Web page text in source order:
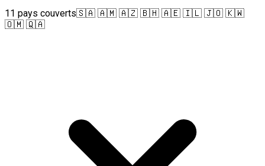
11 pays couverts🇸🇦 🇦🇲 🇦🇿 🇧🇭 🇦🇪 🇮🇱 🇯🇴 🇰🇼
🇴🇲 🇶🇦